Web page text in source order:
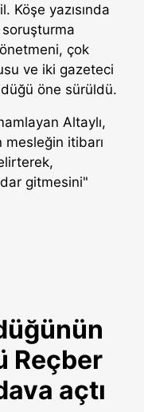
Köşe yazısında
çok
ve iki gazeteci
öne sürüldü.
Altaylı,
itibarı
gitmesini"
Reçber
açtı